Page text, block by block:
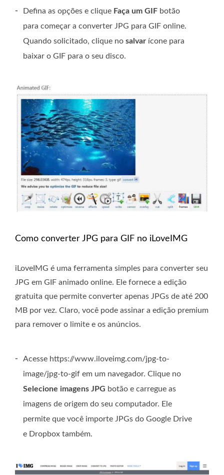
- Defina as opções e clique Faça um GIF botão
para começar a converter JPG para GIF online.
Quando solicitado, clique no salvar ícone para
baixar o GIF para o seu disco.
Como converter JPG para GIF no iLoveIMG
iLoveIMG é uma ferramenta simples para converter seu
JPG em GIF animado online. Ele fornece a edição
gratuita que permite converter apenas JPGs de até 200
MB por vez. Claro, você pode assinar a edição premium
para remover o limite e os anúncios.
-
Acesse https://www.iloveimg.com/jpg-to-
image/jpg-to-gif em um navegador. Clique no
Selecione imagens JPG botão e carregue as
imagens de origem do seu computador. Ele
permite que você importe JPGs do Google Drive
e Dropbox também.